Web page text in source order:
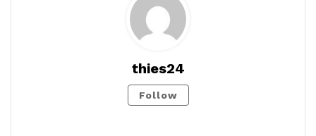
thies24
Follow